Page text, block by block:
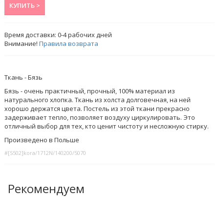
КУПИТЬ >
Время доставки:0-4рабочих дней
Внимание!Правила возврата
Ткань - Бязь
Бязь - очень практичный, прочный, 100% материал из
натурального хлопка. Ткань из холста долговечная, на ней
хорошо держатся цвета. Постель из этой ткани прекрасно
задерживает тепло, позволяет воздуху циркулировать. Это
отличный выбор для тех, кто ценит чистоту и несложную стирку.
Произведено в Польше
#[S502]kora/1712N/140200/5070
Рекомендуем